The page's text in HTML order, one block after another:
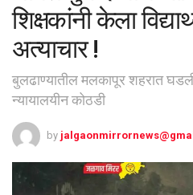
शिक्षकांनी केला
अत्याचार !
बुलढाण्यातील‎ मलकापूर शहरात घडली
न्यायालयीन कोठडी
by